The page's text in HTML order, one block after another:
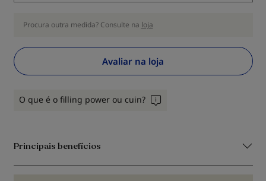
Procura outra medida? Consulte na loja
Avaliar na loja
O que é o filling power ou cuin?
Principais benefícios